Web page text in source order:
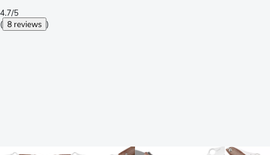
4.7/5
( 8 reviews )